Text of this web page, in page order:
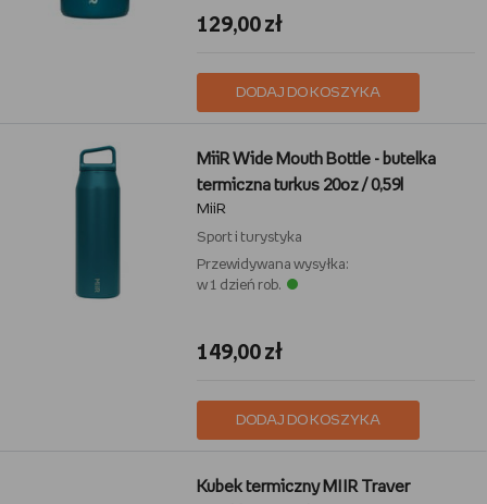
129,00 zł
DODAJ DO KOSZYKA
MiiR Wide Mouth Bottle - butelka
termiczna turkus 20oz / 0,59l
MiiR
Sport i turystyka
Przewidywana wysyłka:
w 1 dzień rob.
149,00 zł
DODAJ DO KOSZYKA
Kubek termiczny MIIR Traver